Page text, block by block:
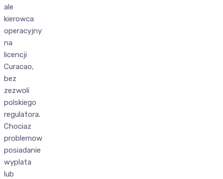
ale
kierowca
operacyjny
na
licencji
Curacao,
bez
zezwoli
polskiego
regulatora.
Chociaz
problemow
posiadanie
wyplata
lub